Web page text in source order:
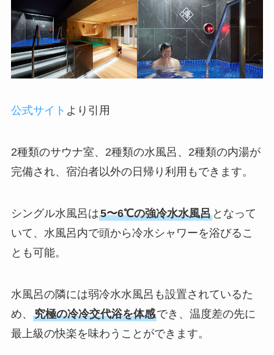
公式サイト より引用
2種類のサウナ室、2種類の水風呂、2種類の内湯が
完備され、宿泊者以外の日帰り利用もできます。
シングル水風呂は5〜6℃の強冷水水風呂となって
いて、水風呂内で頭から冷水シャワーを浴びるこ
とも可能。
水風呂の隣には弱冷水水風呂も設置されているた
め、 究極の冷冷交代浴を体感でき、温度差の先に
最上級の快楽を味わうことができます。